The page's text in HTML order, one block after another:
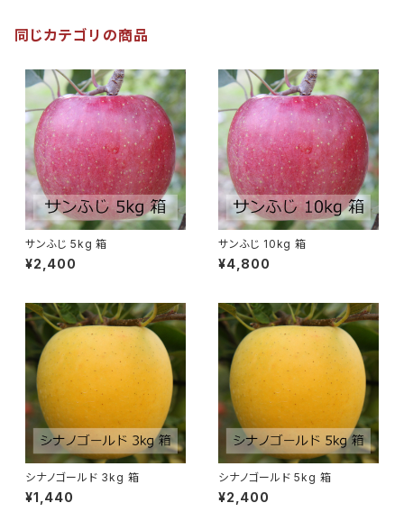
同じカテゴリの商品
サンふじ 5kg 箱
¥2,400
サンふじ 10kg 箱
¥4,800
シナノゴールド 3kg 箱
¥1,440
シナノゴールド 5kg 箱
¥2,400